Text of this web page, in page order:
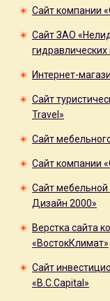
Сайт компании
Сайт ЗАО
гидравлических
Интернет-
Сайт
Travel»
Сайт
Сайт компании
Сайт мебельной
Дизайн 2000»
Верстка сайта
«ВостокКлимат»
Сайт
«B.C.Capital»